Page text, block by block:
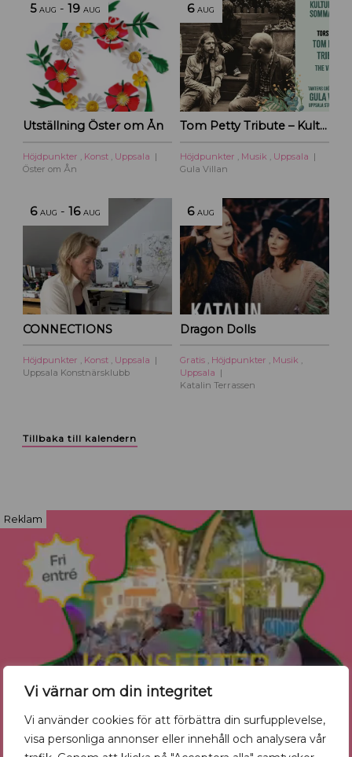
Vi värnar om din integritet
Vi använder cookies för att förbättra din surfupplevelse,
visa personliga annonser eller innehåll och analysera vår
5 AUG -19 AUG
Utställning Öster om Ån
Höjdpunkter , Konst , Uppsala
Öster om Ån
6 AUG
Tom Petty Tribute – Kulturoasens sommarscen 2026
Höjdpunkter , Musik , Uppsala
Gula Villan
6 AUG -16 AUG
CONNECTIONS
Höjdpunkter Konst
Uppsala
Uppsala Konstnärsklubb
6 AUG
Dragon Dolls
Gratis Höjdpunkter Musik
Uppsala
Katalin Terrassen
Tillbaka till kalendern
Reklam